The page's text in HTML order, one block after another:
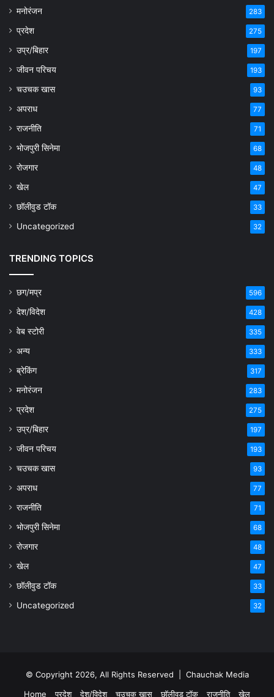
मनोरंजन 283
प्रदेश 275
उप्र/बिहार 197
जीवन परिचय 193
चउचक खास 93
अपराध 77
राजनीति 71
भोजपुरी सिनेमा 68
रोजगार 48
खेल 47
छॉलीवुड टॉक 33
Uncategorized 32
TRENDING TOPICS
छग/मप्र 596
देश/विदेश 428
वेब स्टोरी 335
अन्य 333
ब्रेकिंग 317
मनोरंजन 283
प्रदेश 275
उप्र/बिहार 197
जीवन परिचय 193
चउचक खास 93
अपराध 77
राजनीति 71
भोजपुरी सिनेमा 68
रोजगार 48
खेल 47
छॉलीवुड टॉक 33
Uncategorized 32
© Copyright 2026, All Rights Reserved | Chauchak Media
Home
प्रदेश देश/विदेश चउचक खास छॉलीवुड टॉक राजनीति खेल